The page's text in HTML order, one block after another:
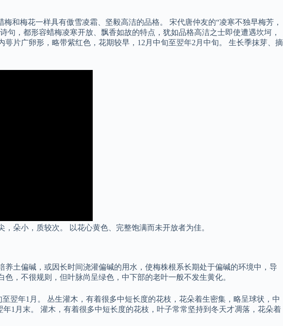
和梅花一样具有傲雪凌霜、坚毅高洁的品格。 宋代唐仲友的“凌寒不独早梅芳，
，都形容蜡梅凌寒开放、飘香如故的特点，犹如品格高洁之士即使遭遇坎坷，
片广卵形，略带紫红色，花期较早，12月中旬至翌年2月中旬。 生长季抹芽、摘
朵小，质较次。 以花心黄色、完整饱满而未开放者为佳。
土偏碱，或因长时间浇灌偏碱的用水，使梅株根系长期处于偏碱的环境中，导
，不很规则，但叶脉尚呈绿色，中下部的老叶一般不发生黄化。
翌年1月。 丛生灌木，有着很多中短长度的花枝，花朵着生密集，略呈球状，中
1月末。 灌木，有着很多中短长度的花枝，叶子常常坚持到冬天才凋落，花朵着